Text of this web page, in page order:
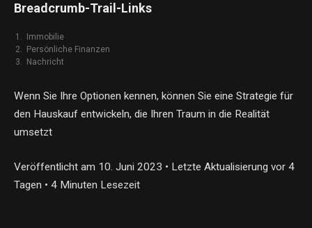
Breadcrumb-Trail-Links
Immobilie
Persönliche Finanzen
Nachricht
Wenn Sie Ihre Optionen kennen, können Sie eine Strategie für
den Hauskauf entwickeln, die Ihren Traum in die Realität
umsetzt
Veröffentlicht am 10. Juni 2023 • Letzte Aktualisierung vor 4
Tagen • 4 Minuten Lesezeit